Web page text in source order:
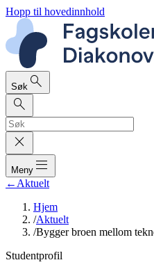
Hopp til hovedinnhold
Søk search
search
close
Meny dehaze
← Aktuelt
Hjem
/Aktuelt
/Bygger broen mellom
Studentprofil